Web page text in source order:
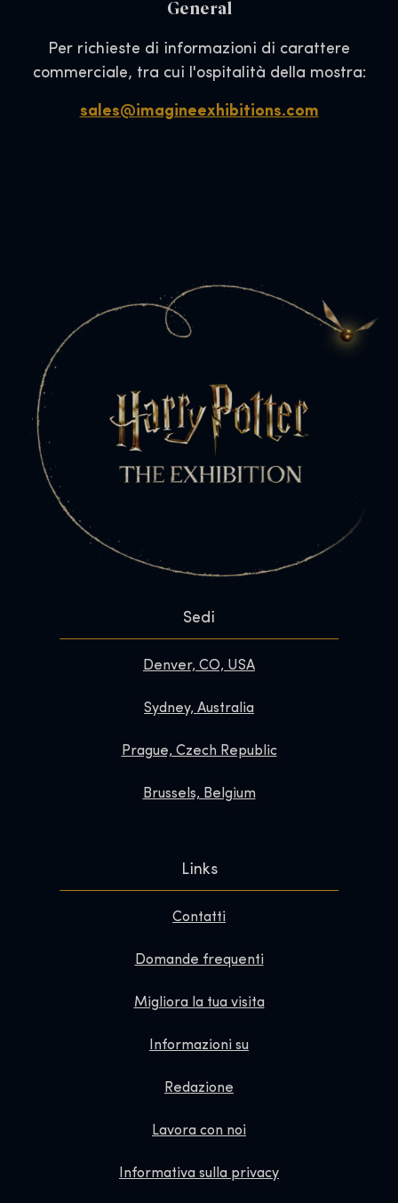
General
Per richieste di informazioni di carattere
commerciale, tra cui l'ospitalità della mostra:
sales@imagineexhibitions.com
Sedi
Denver, CO, USA
Sydney, Australia
Prague, Czech Republic
Brussels, Belgium
Links
Contatti
Domande frequenti
Migliora la tua visita
Informazioni su
Redazione
Lavora con noi
Informativa sulla privacy